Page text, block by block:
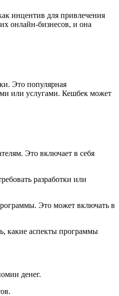
инцентив для привлечения
онлайн-бизнесов, и она
Это популярная
или услугами. Кешбек может
Это включает в себя
разработки или
Это может включать в
какие аспекты программы
денег.